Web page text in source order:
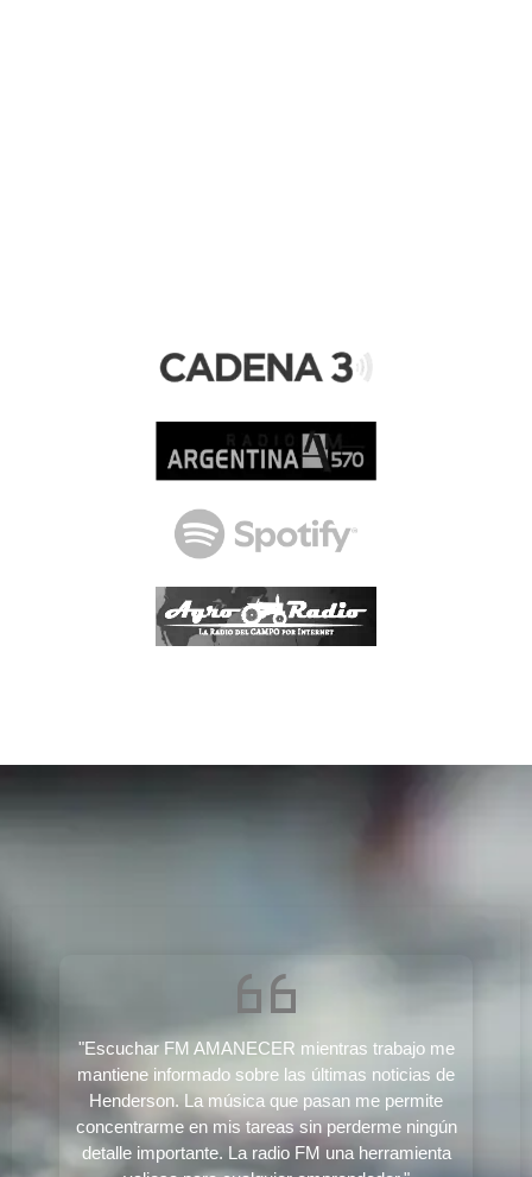
"Escuchar FM AMANECER mientras trabajo me
mantiene informado sobre las últimas noticias de
Henderson. La música que pasan me permite
concentrarme en mis tareas sin perderme ningún
detalle importante. La radio FM una herramienta